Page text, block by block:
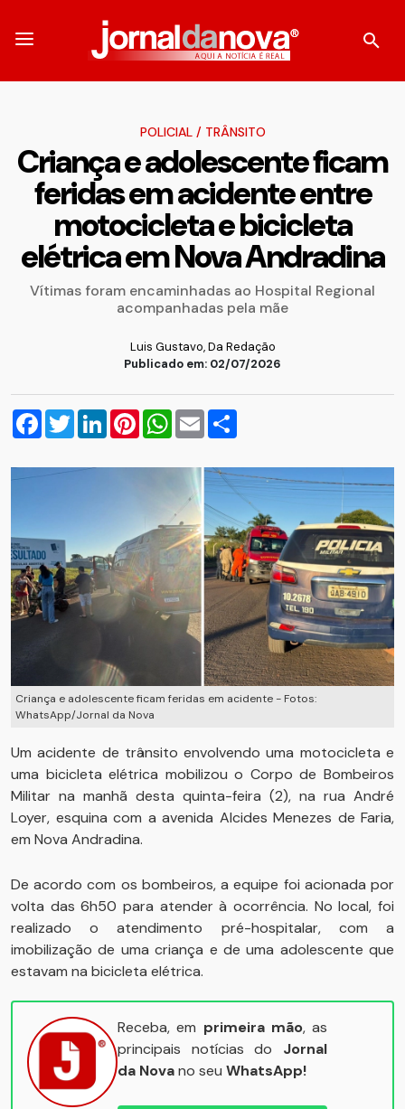
POLICIAL/ TRÂNSITO
Criança e adolescente ficam
feridas em acidente entre
motocicleta e bicicleta
elétrica em Nova Andradina
Vítimas foram encaminhadas ao Hospital Regional
acompanhadas pela mãe
Luis Gustavo, Da Redação
Publicado em: 02/07/2026
Facebook
TwitterLinkedInPinterestWhatsApp
Email
Criança e adolescente ficam feridas em acidente - Fotos:
WhatsApp/Jornal da Nova
Um acidente de trânsito envolvendo uma motocicleta e
uma bicicleta elétrica mobilizou o Corpo de Bombeiros
Militar na manhã desta quinta-feira (2), na rua André
Loyer, esquina com a avenida Alcides Menezes de Faria,
em Nova Andradina.
De acordo com os bombeiros, a equipe foi acionada por
volta das 6h50 para atender à ocorrência. No local, foi
realizado o atendimento pré-hospitalar, com a
imobilização de uma criança e de uma adolescente que
estavam na bicicleta elétrica.
Receba, em primeira mão, as
principais notícias do Jornal
da Novano seu WhatsApp!